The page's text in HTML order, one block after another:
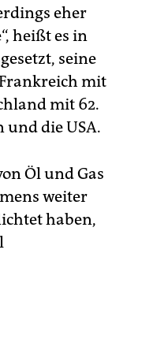
eher
heißt es in
seine
mit
mit 62.
die USA.
Öl und Gas
weiter
haben,